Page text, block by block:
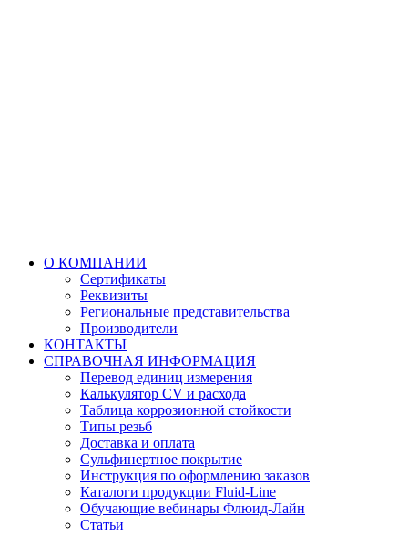
О КОМПАНИИ
Сертификаты
Реквизиты
Региональные представительства
Производители
КОНТАКТЫ
СПРАВОЧНАЯ ИНФОРМАЦИЯ
Перевод единиц измерения
Калькулятор CV и расхода
Таблица коррозионной стойкости
Типы резьб
Доставка и оплата
Сульфинертное покрытие
Инструкция по оформлению заказов
Каталоги продукции Fluid-Line
Обучающие вебинары Флюид-Лайн
Статьи